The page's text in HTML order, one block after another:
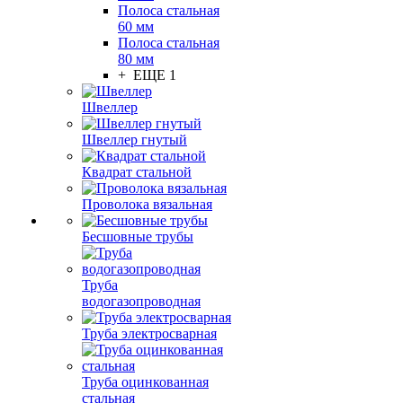
Полоса стальная
60 мм
Полоса стальная
80 мм
+ ЕЩЕ 1
Швеллер
Швеллер гнутый
Квадрат стальной
Проволока вязальная
Бесшовные трубы
Труба
водогазопроводная
Труба электросварная
Труба оцинкованная
стальная